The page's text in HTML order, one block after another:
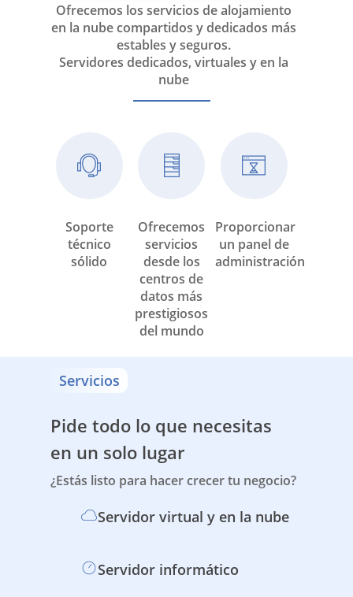
Ofrecemos los servicios de alojamiento
en la nube compartidos y dedicados más
estables y seguros.
Servidores dedicados, virtuales y en la
nube
Soporte
técnico
sólido
Ofrecemos
servicios
desde los
centros de
datos más
prestigiosos
del mundo
Proporcionar
un panel de
administración
Servicios
Pide todo lo que necesitas
en un solo lugar
¿Estás listo para hacer crecer tu negocio?
Servidor virtual y en la nube
Servidor informático